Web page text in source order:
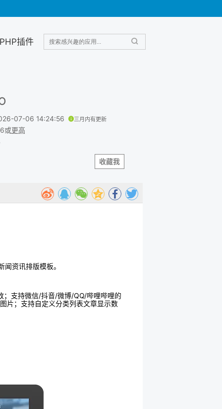
PHP插件
07-06 14:24:56 三月内有更新
或更高
收藏我
资讯排版模板。
；支持微信/抖音/微博/QQ/哔哩哔哩的
片；支持自定义分类列表文章显示数